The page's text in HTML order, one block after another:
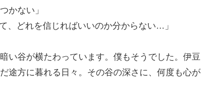
かない」
、どれを信じればいいのか分からない…」
い谷が横たわっています。僕もそうでした。伊豆
途方に暮れる日々。その谷の深さに、何度も心が